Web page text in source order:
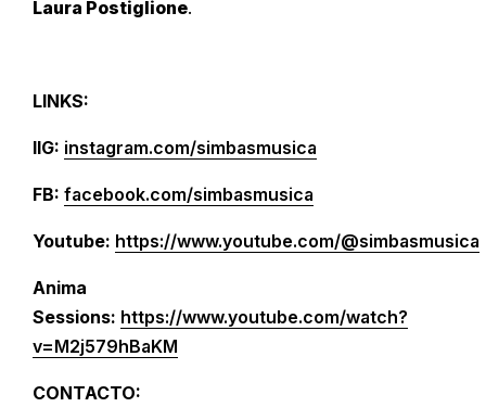
Laura Postiglione.
LINKS:
IIG: instagram.com/simbasmusica
FB: facebook.com/simbasmusica
Youtube: https://www.youtube.com/@simbasmusica
Anima
Sessions: https://www.youtube.com/watch?
v=M2j579hBaKM
CONTACTO: